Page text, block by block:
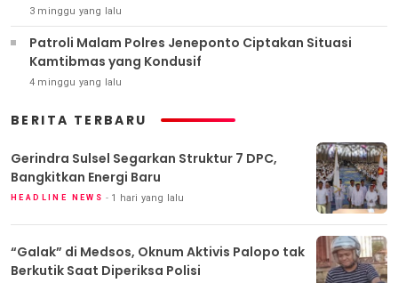
3 minggu yang lalu
Patroli Malam Polres Jeneponto Ciptakan Situasi
Kamtibmas yang Kondusif
4 minggu yang lalu
BERITA TERBARU
Gerindra Sulsel Segarkan Struktur 7 DPC,
Bangkitkan Energi Baru
HEADLINE NEWS 1 hari yang lalu
“Galak” di Medsos, Oknum Aktivis Palopo tak
Berkutik Saat Diperiksa Polisi